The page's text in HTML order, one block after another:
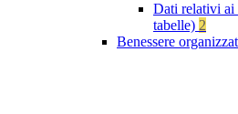
Dati relativi ai
tabelle) 2
Benessere